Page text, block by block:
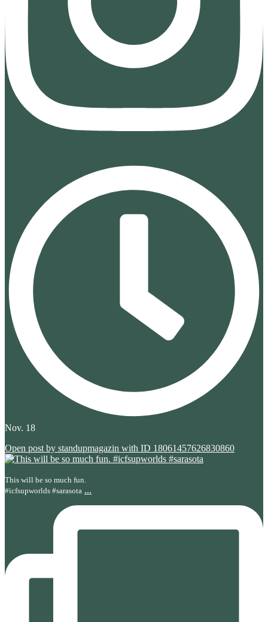
Nov. 18
Open post by standupmagazin with ID 18061457626830860
This will be so much fun.
#icfsupworlds #sarasota ...